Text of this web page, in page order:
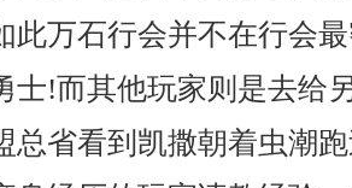
此万石行会并不在行会
士!而其他玩家则是去给
总省看到凯撒朝着虫潮